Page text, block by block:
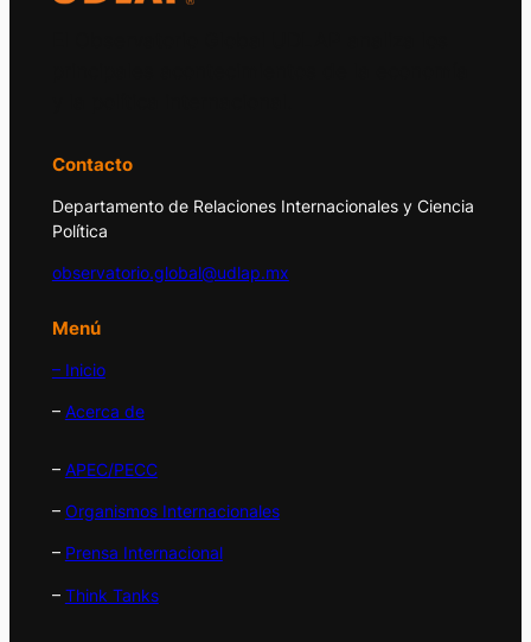
Contacto
Departamento de Relaciones Internacionales y Ciencia
Política
observatorio.global@udlap.mx
Menú
– Inicio
– Acerca de
– APEC/PECC
– Organismos Internacionales
– Prensa Internacional
– Think Tanks